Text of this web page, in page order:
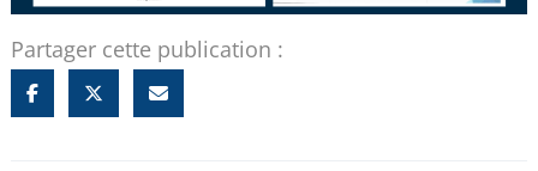
Partager cette publication :